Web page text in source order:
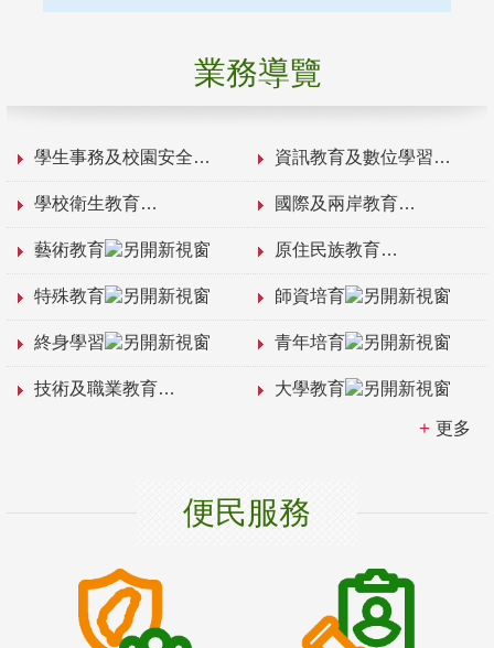
業務導覽
學生事務及校園安全 資訊教育及數位學習
學校衛生教育 國際及兩岸教育
藝術教育 原住民族教育
特殊教育 師資培育
終身學習 青年培育
技術及職業教育 大學教育
更多
便民服務